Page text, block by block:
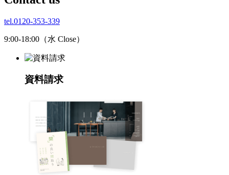
tel.0120-353-339
9:00-18:00（水 Close）
資料請求